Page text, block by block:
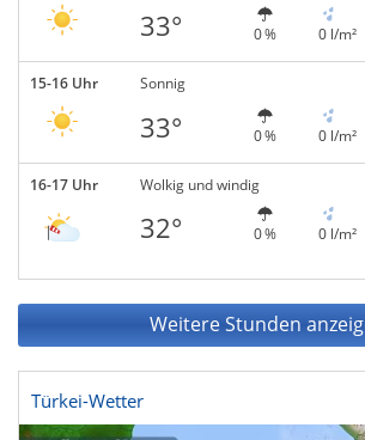
33° 0 % 0 l/m²
15-16 Uhr Sonnig
33° 0 % 0 l/m²
16-17 Uhr Wolkig und windig
32° 0 % 0 l/m²
Weitere Stunden
Türkei-Wetter